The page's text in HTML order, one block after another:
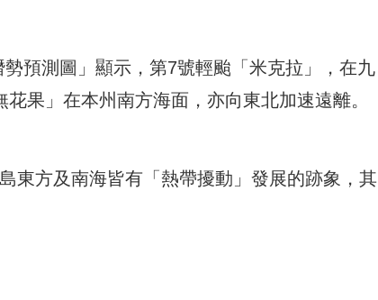
預測圖」顯示，第7號輕颱「米克拉」，在九
果」在本州南方海面，亦向東北加速遠離。
東方及南海皆有「熱帶擾動」發展的跡象，其